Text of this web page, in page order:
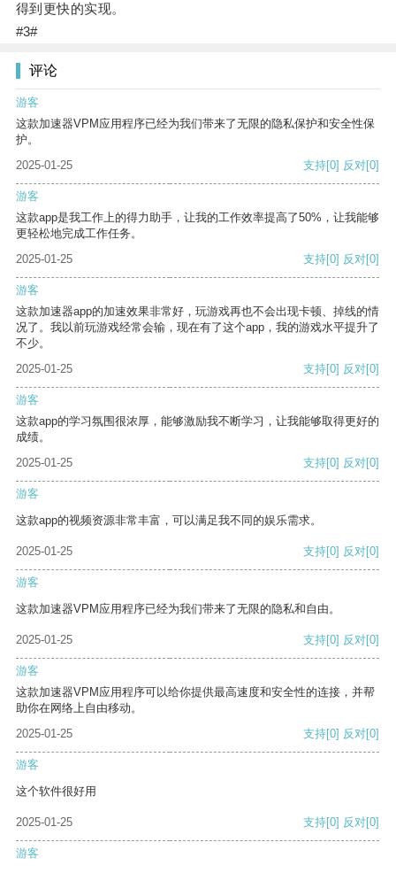
得到更快的实现。
#3#
评论
游客
这款加速器VPM应用程序已经为我们带来了无限的隐私保护和安全性保
护。
2025-01-25
支持[0] 反对[0]
游客
这款app是我工作上的得力助手，让我的工作效率提高了50%，让我能够
更轻松地完成工作任务。
2025-01-25
支持[0] 反对[0]
游客
这款加速器app的加速效果非常好，玩游戏再也不会出现卡顿、掉线的情
况了。我以前玩游戏经常会输，现在有了这个app，我的游戏水平提升了
不少。
2025-01-25
支持[0] 反对[0]
游客
这款app的学习氛围很浓厚，能够激励我不断学习，让我能够取得更好的
成绩。
2025-01-25
支持[0] 反对[0]
游客
这款app的视频资源非常丰富，可以满足我不同的娱乐需求。
2025-01-25 支持[0] 反对[0]
游客
这款加速器VPM应用程序已经为我们带来了无限的隐私和自由。
2025-01-25 支持[0] 反对[0]
游客
这款加速器VPM应用程序可以给你提供最高速度和安全性的连接，并帮
助你在网络上自由移动。
2025-01-25
支持[0] 反对[0]
游客
这个软件很好用
2025-01-25 支持[0] 反对[0]
游客